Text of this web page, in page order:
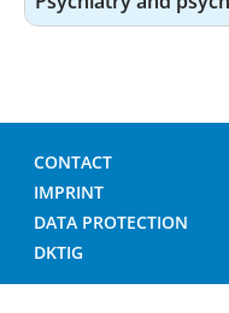
CONTACT
IMPRINT
DATA PROTECTION
DKTIG